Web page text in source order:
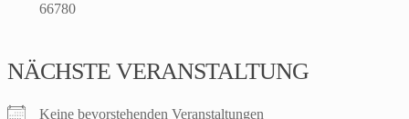
66780
NÄCHSTE VERANSTALTUNG
Keine bevorstehenden Veranstaltungen